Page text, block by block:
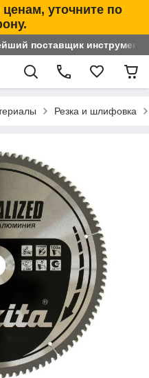
уточните по
поставщик
Резка и шлифовка